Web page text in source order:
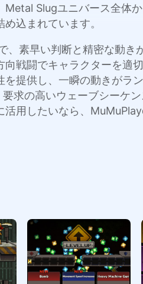
Slugユニバース全体
込まれています。
素早い判断と精密な動
戦闘でキャラクターを適
提供し、一瞬の動きがラ
求の高いウェーブシーケ
用したいなら、